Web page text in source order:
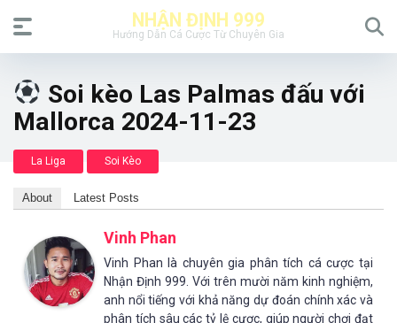
NHẬN ĐỊNH 999
Hướng Dẫn Cá Cược Từ Chuyên Gia
Soi kèo Las Palmas đấu với
Mallorca 2024-11-23
La Liga Soi Kèo
About Latest Posts
Vinh Phan
Vinh Phan là chuyên gia phân tích cá cược tại
Nhận Định 999. Với trên mười năm kinh nghiệm,
anh nổi tiếng với khả năng dự đoán chính xác và
phân tích sâu các tỷ lệ cược, giúp người chơi đạt